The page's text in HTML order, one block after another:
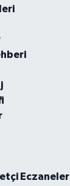
Eczaneler